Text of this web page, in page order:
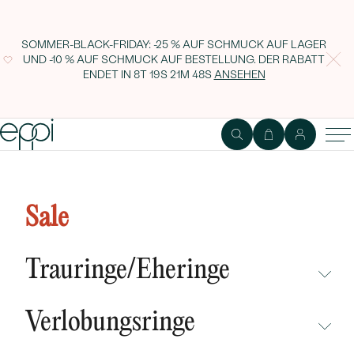
SOMMER-BLACK-FRIDAY: -25 % AUF SCHMUCK AUF LAGER
UND -10 % AUF SCHMUCK AUF BESTELLUNG. DER RABATT
ENDET IN 8T 19S 21M 47S ANSEHEN
Sale
Trauringe/Eheringe
NEUHEITEN
Verlobungsringe
Ohrringen Nandika